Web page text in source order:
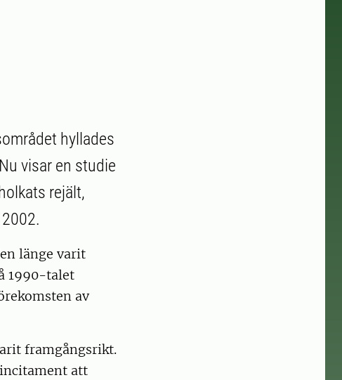
hyllades
visar en studie
rejält,
länge varit
1990-talet
av
framgångsrikt.
att